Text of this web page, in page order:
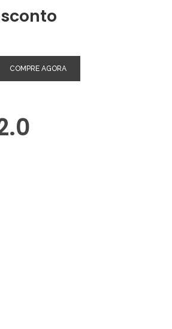
COMPRE AGORA